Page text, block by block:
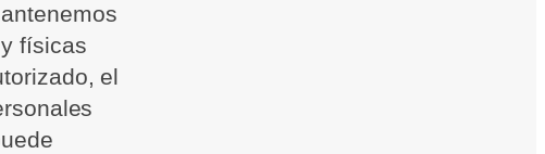
físicas
el